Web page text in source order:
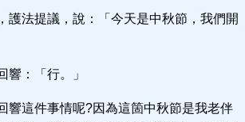
護法提議，說：「今天是中秋節，我們開
響：「行。」
響這件事情呢?因為這箇中秋節是我老伴